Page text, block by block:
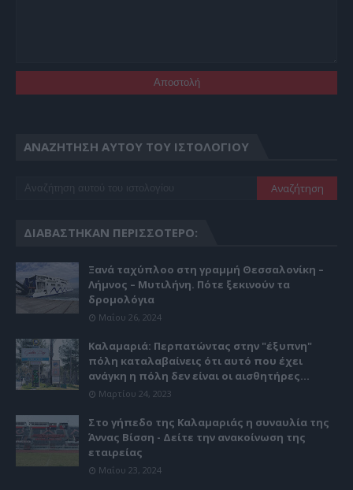
ΑΝΑΖΉΤΗΣΗ ΑΥΤΟΎ ΤΟΥ ΙΣΤΟΛΟΓΊΟΥ
ΔΙΑΒΆΣΤΗΚΑΝ ΠΕΡΙΣΣΌΤΕΡΟ:
Ξανά ταχύπλοο στη γραμμή Θεσσαλονίκη –
Λήμνος – Μυτιλήνη. Πότε ξεκινούν τα
δρομολόγια
Μαΐου 26, 2024
Καλαμαριά: Περπατώντας στην "έξυπνη"
πόλη καταλαβαίνεις ότι αυτό που έχει
ανάγκη η πόλη δεν είναι οι αισθητήρες...
Μαρτίου 24, 2023
Στο γήπεδο της Καλαμαριάς η συναυλία της
Άννας Βίσση - Δείτε την ανακοίνωση της
εταιρείας
Μαΐου 23, 2024